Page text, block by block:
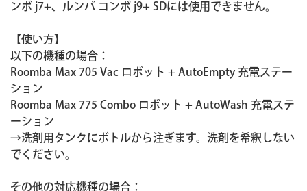
ンボ j7+、ルンバ コンボ j9+ SDには使用できません。
【使い方】
以下の機種の場合：
Roomba Max 705 Vac ロボット + AutoEmpty 充電ステー
ション
Roomba Max 775 Combo ロボット + AutoWash 充電ステ
ーション
→洗剤用タンクにボトルから注ぎます。洗剤を希釈しない
でください。
その他の対応機種の場合：